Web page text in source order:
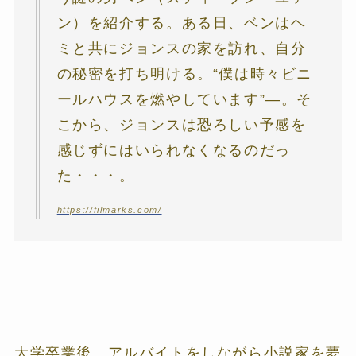
ン）を紹介する。ある日、ベンはヘ
ミと共にジョンスの家を訪れ、自分
の秘密を打ち明ける。“僕は時々ビニ
ールハウスを燃やしています”―。そ
こから、ジョンスは恐ろしい予感を
感じずにはいられなくなるのだっ
た・・・。
https://filmarks.com/